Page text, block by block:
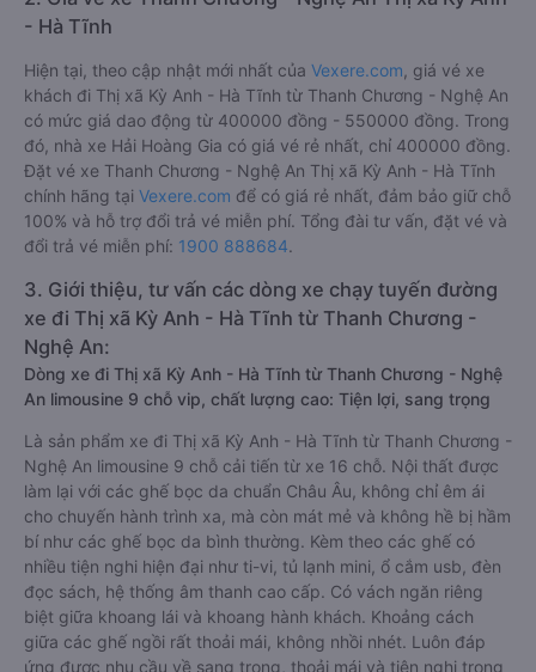
- Hà Tĩnh
Hiện tại, theo cập nhật mới nhất của Vexere.com , giá vé xe
khách đi Thị xã Kỳ Anh - Hà Tĩnh từ Thanh Chương - Nghệ An
có mức giá dao động từ 400000 đồng - 550000 đồng. Trong
đó, nhà xe Hải Hoàng Gia có giá vé rẻ nhất, chỉ 400000 đồng.
Đặt vé xe Thanh Chương - Nghệ An Thị xã Kỳ Anh - Hà Tĩnh
chính hãng tại Vexere.com để có giá rẻ nhất, đảm bảo giữ chỗ
100% và hỗ trợ đổi trả vé miễn phí. Tổng đài tư vấn, đặt vé và
đổi trả vé miễn phí: 1900 888684.
3. Giới thiệu, tư vấn các dòng xe chạy tuyến đường
xe đi Thị xã Kỳ Anh - Hà Tĩnh từ Thanh Chương -
Nghệ An:
Dòng xe đi Thị xã Kỳ Anh - Hà Tĩnh từ Thanh Chương - Nghệ
An limousine 9 chỗ vip, chất lượng cao: Tiện lợi, sang trọng
Là sản phẩm xe đi Thị xã Kỳ Anh - Hà Tĩnh từ Thanh Chương -
Nghệ An limousine 9 chỗ cải tiến từ xe 16 chỗ. Nội thất được
làm lại với các ghế bọc da chuẩn Châu Âu, không chỉ êm ái
cho chuyến hành trình xa, mà còn mát mẻ và không hề bị hầm
bí như các ghế bọc da bình thường. Kèm theo các ghế có
nhiều tiện nghi hiện đại như ti-vi, tủ lạnh mini, ổ cắm usb, đèn
đọc sách, hệ thống âm thanh cao cấp. Có vách ngăn riêng
biệt giữa khoang lái và khoang hành khách. Khoảng cách
giữa các ghế ngồi rất thoải mái, không nhồi nhét. Luôn đáp
ứng được nhu cầu về sang trọng, thoải mái và tiện nghi trong